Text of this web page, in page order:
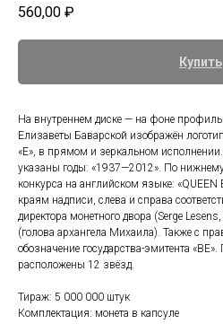
560,00 ₽
Купить
На внутреннем диске — на фоне
Елизаветы Баварской изображён
«E», в прямом и зеркальном
указаны годы: «1937—2012». По
конкурса на английском языке:
краям надписи, слева и справа
директора монетного двора (Serge
(голова архангела Михаила). Также с
обозначение государства-эмитента
расположены 12 звёзд.
Тираж: 5 000 000 штук
Комплектация: монета в капсуле